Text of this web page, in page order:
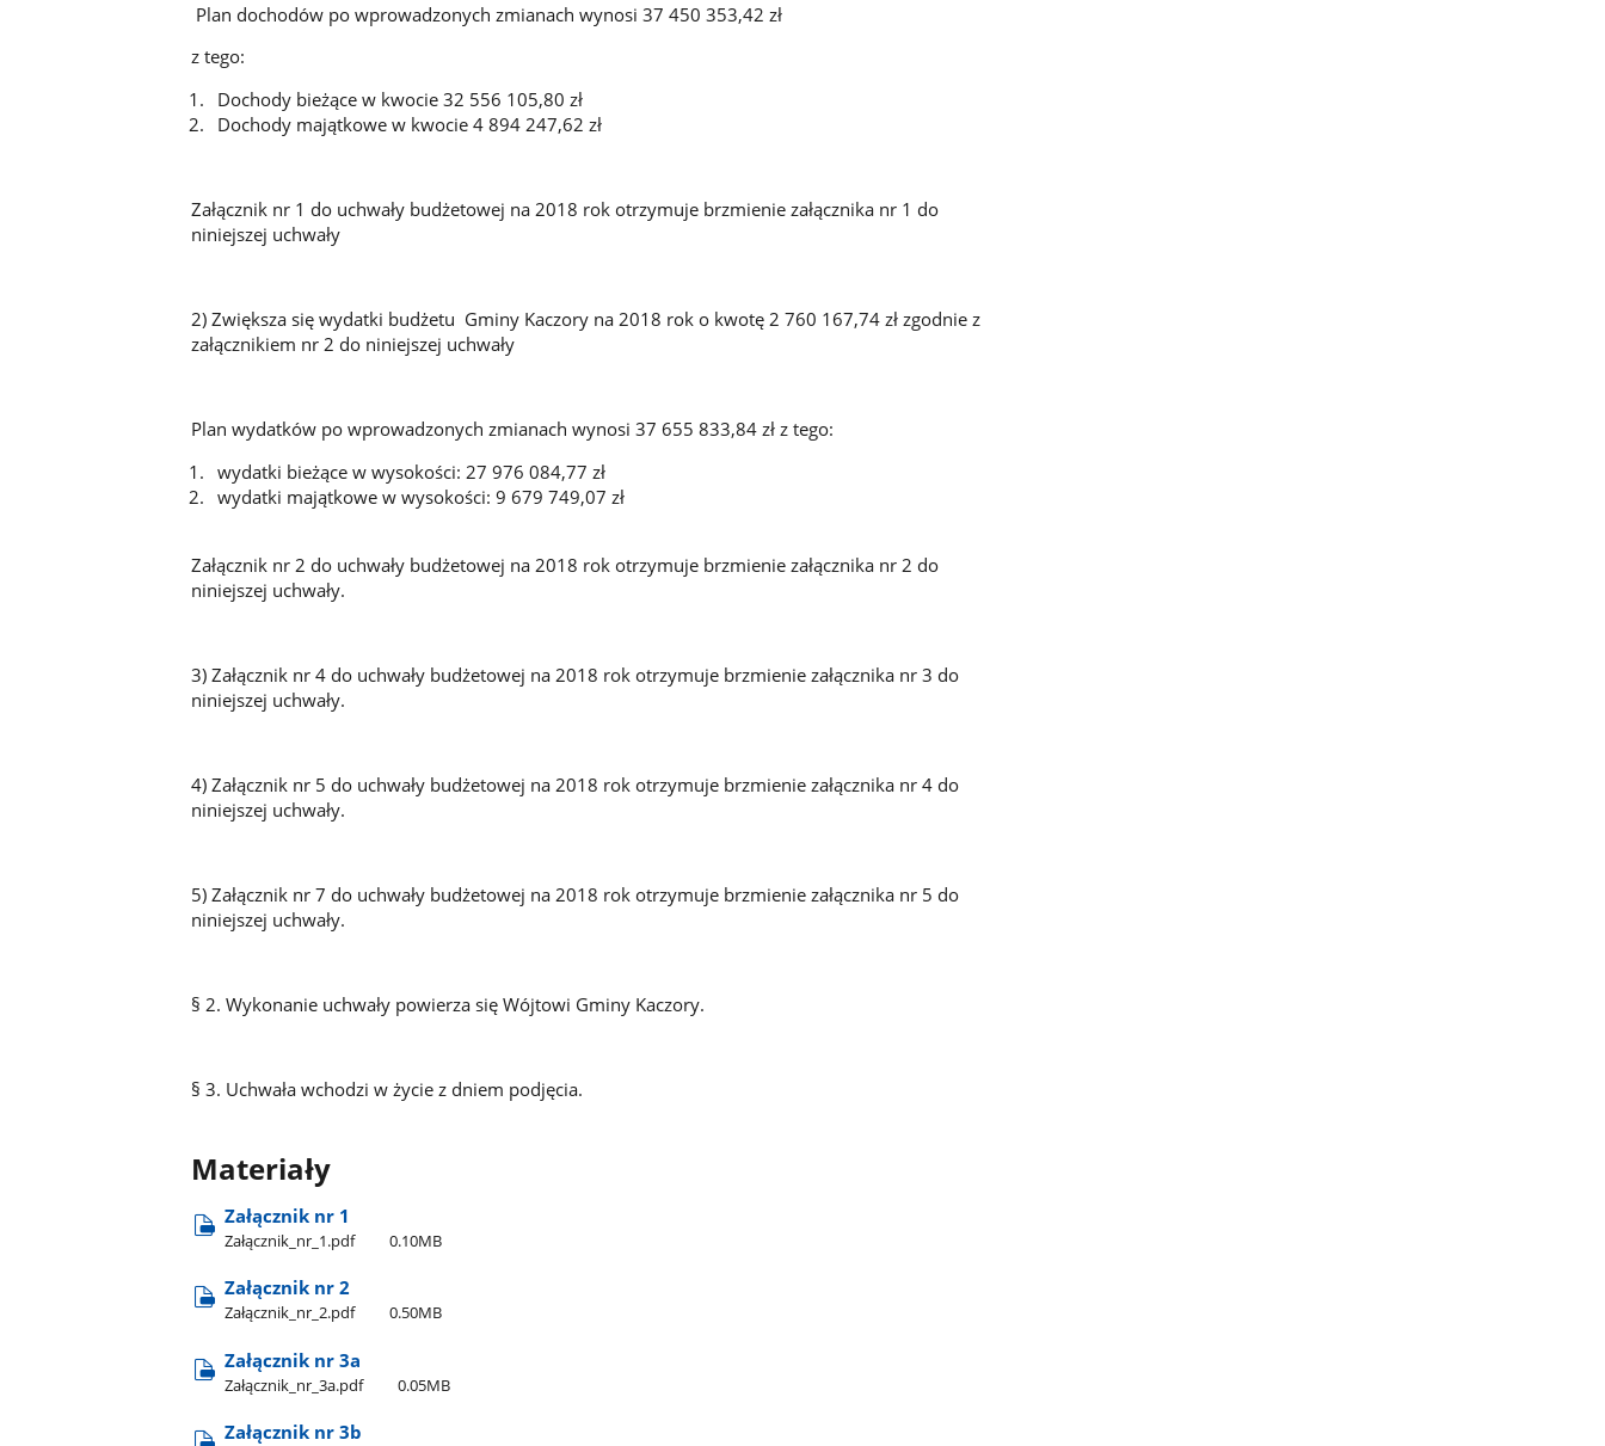
Plan dochodów po wprowadzonych zmianach wynosi 37 450 353,42 zł
z tego:
Dochody bieżące w kwocie 32 556 105,80 zł
Dochody majątkowe w kwocie 4 894 247,62 zł
Załącznik nr 1 do uchwały budżetowej na 2018 rok otrzymuje brzmienie załącznika nr 1 do
niniejszej uchwały
2) Zwiększa się wydatki budżetu Gminy Kaczory na 2018 rok o kwotę 2 760 167,74 zł zgodnie z
załącznikiem nr 2 do niniejszej uchwały
Plan wydatków po wprowadzonych zmianach wynosi 37 655 833,84 zł z tego:
wydatki bieżące w wysokości: 27 976 084,77 zł
wydatki majątkowe w wysokości: 9 679 749,07 zł
Załącznik nr 2 do uchwały budżetowej na 2018 rok otrzymuje brzmienie załącznika nr 2 do
niniejszej uchwały.
3) Załącznik nr 4 do uchwały budżetowej na 2018 rok otrzymuje brzmienie załącznika nr 3 do
niniejszej uchwały.
4) Załącznik nr 5 do uchwały budżetowej na 2018 rok otrzymuje brzmienie załącznika nr 4 do
niniejszej uchwały.
5) Załącznik nr 7 do uchwały budżetowej na 2018 rok otrzymuje brzmienie załącznika nr 5 do
niniejszej uchwały.
§ 2. Wykonanie uchwały powierza się Wójtowi Gminy Kaczory.
§ 3. Uchwała wchodzi w życie z dniem podjęcia.
Materiały
Załącznik nr 1
Załącznik​_nr​_1.pdf 0.10MB
Załącznik nr 2
Załącznik​_nr​_2.pdf 0.50MB
Załącznik nr 3a
Załącznik​_nr​_3a.pdf 0.05MB
Załącznik nr 3b